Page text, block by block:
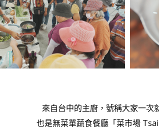
來自台中的主廚，號稱大家一次
也是無菜單蔬食餐廳「菜市場 Tsai